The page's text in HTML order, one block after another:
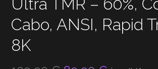
Cabo, ANSI, Rapid
8K